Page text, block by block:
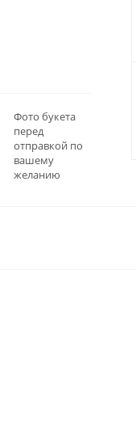
Фото букета
перед
отправкой по
вашему
желанию